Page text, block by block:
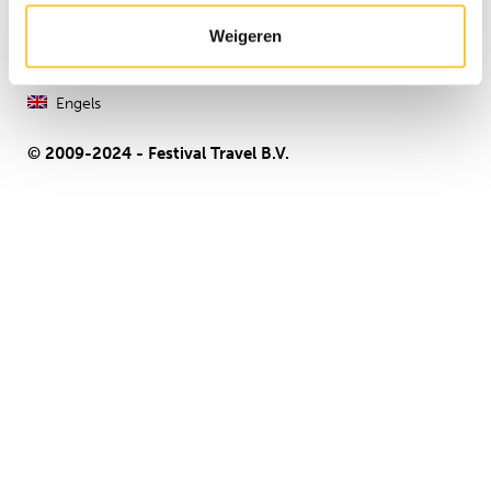
Weigeren
Algemene voorwaarden
Nederlands
Engels
© 2009-2024 - Festival Travel B.V.